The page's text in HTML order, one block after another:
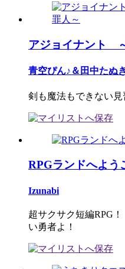
アジョイナント
青空ぴん♪＆田中たぬ
剣も魔法もできない
RPGランドへよう
Izunabi
超サクサク短編RPG
い勇者よ！